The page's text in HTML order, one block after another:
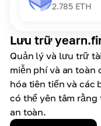
Lưu trữ
Quản lý và lưu trữ
miễn phí và an toàn
hóa tiên tiến và các
có thể yên tâm rằng
an toàn.
2.785 ETH